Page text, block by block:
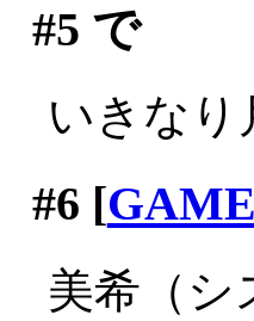
#5 で
いきなり
#6 [
美希（シ